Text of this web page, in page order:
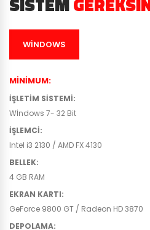
WINDOWS
MINIMUM:
İŞLETIM SISTEMI:
Wİndows 7- 32 Bit
İŞLEMCI:
Intel i3 2130 / AMD FX 4130
BELLEK:
4 GB RAM
EKRAN KARTI:
GeForce 9800 GT / Radeon HD 3870
DEPOLAMA: